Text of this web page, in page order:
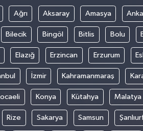
Ağrı Aksaray Amasya
Bilecik Bingöl Bitlis Bolu
Elazığ Erzincan Erzurum
İzmir Kahramanmaraş
Konya Kütahya Malatya
Rize Sakarya Samsun